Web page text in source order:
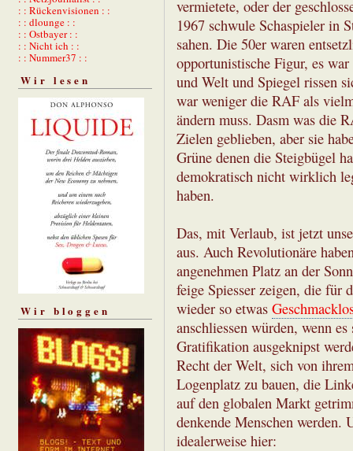
: : Rückenvisionen : :
: : dlounge : :
: : Ostbayer : :
: : Nicht ich : :
: : Nummer37 : :
Wir lesen
Wir bloggen
vermietete, oder der
1967 schwule Schaspieler in
sahen. Die 50er waren
opportunistische Figur, es
und Welt und Spiegel rissen
war weniger die RAF als
ändern muss. Dasm was die
Zielen geblieben, aber sie
Grüne denen die Steigbügel
demokratisch nicht wirklich
haben.
Das, mit Verlaub, ist jetzt
aus. Auch Revolutionäre
angenehmen Platz an der
feige Spiesser zeigen, die für
wieder so etwas
anschliessen würden, wenn
Gratifikation ausgeknipst
Recht der Welt, sich von
Logenplatz zu bauen, die
auf den globalen Markt
denkende Menschen werden.
idealerweise hier: